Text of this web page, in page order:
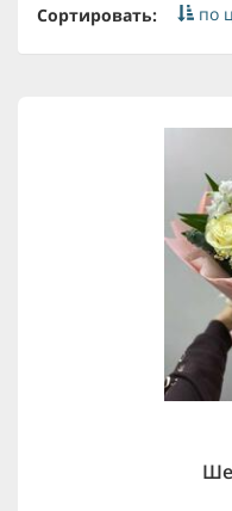
Сортировать: по